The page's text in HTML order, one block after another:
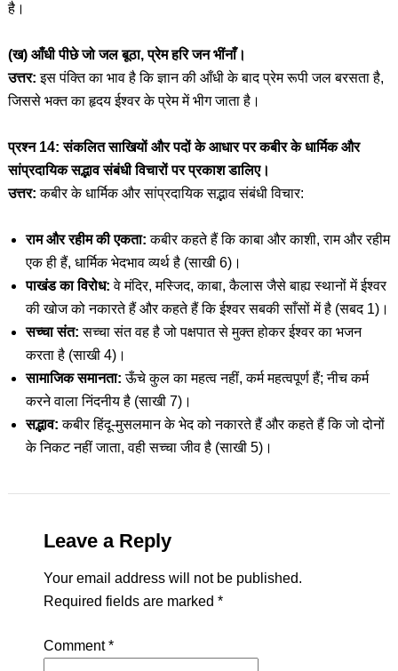
है।
(ख) आँधी पीछे जो जल बूठा, प्रेम हरि जन भींनाँ।
उत्तर: इस पंक्ति का भाव है कि ज्ञान की आँधी के बाद प्रेम रूपी जल बरसता है,
जिससे भक्त का हृदय ईश्वर के प्रेम में भीग जाता है।
प्रश्न 14: संकलित साखियों और पदों के आधार पर कबीर के धार्मिक और
सांप्रदायिक सद्भाव संबंधी विचारों पर प्रकाश डालिए।
उत्तर: कबीर के धार्मिक और सांप्रदायिक सद्भाव संबंधी विचार:
राम और रहीम की एकता: कबीर कहते हैं कि काबा और काशी, राम और रहीम
एक ही हैं, धार्मिक भेदभाव व्यर्थ है (साखी 6)।
पाखंड का विरोध: वे मंदिर, मस्जिद, काबा, कैलास जैसे बाह्य स्थानों में ईश्वर
की खोज को नकारते हैं और कहते हैं कि ईश्वर सबकी साँसों में है (सबद 1)।
सच्चा संत: सच्चा संत वह है जो पक्षपात से मुक्त होकर ईश्वर का भजन
करता है (साखी 4)।
सामाजिक समानता: ऊँचे कुल का महत्व नहीं, कर्म महत्वपूर्ण हैं; नीच कर्म
करने वाला निंदनीय है (साखी 7)।
सद्भाव: कबीर हिंदू-मुसलमान के भेद को नकारते हैं और कहते हैं कि जो दोनों
के निकट नहीं जाता, वही सच्चा जीव है (साखी 5)।
Leave a Reply
Your email address will not be published.
Required fields are marked *
Comment*